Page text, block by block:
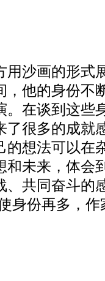
沙画的形式
，他的身份不
。在谈到这些
很多的成就
的想法可以在
和未来，体会
共同奋斗的
身份再多，